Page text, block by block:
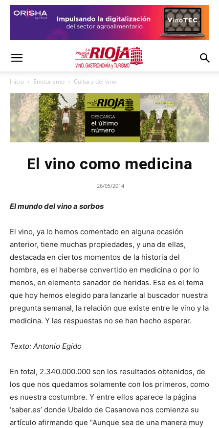
Inicio Enoturismo Cultura del vino
El vino como medicina
26/05/2014
El mundo del vino a sorbos
El vino, ya lo hemos comentado en alguna ocasión
anterior, tiene muchas propiedades, y una de ellas,
destacada en ciertos momentos de la historia del
hombre, es el haberse convertido en medicina o por lo
menos, en elemento sanador de heridas. Ese es el tema
que hoy hemos elegido para lanzarle al buscador nuestra
pregunta semanal, la relación que existe entre le vino y la
medicina. Y las respuestas no se han hecho esperar.
Texto: Antonio Egido
En total, 2.340.000.000 son los resultados obtenidos, de
los que nos quedamos solamente con los primeros, como
es nuestra costumbre. Y entre ellos aparece la página
‘saber.es’ donde Ubaldo de Casanova nos comienza su
artículo afirmando que “Aunque sea de una manera muy